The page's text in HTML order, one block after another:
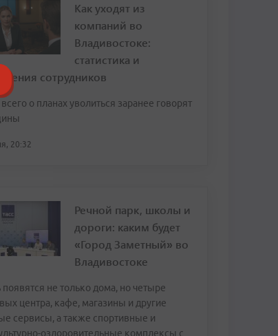
Как уходят из
компаний во
Владивостоке:
статистика и
сотрудников
о планах уволиться заранее говорят
20:32
Речной парк, школы и
дороги: каким будет
«Город Заметный» во
Владивостоке
появятся не только дома, но четыре
центра, кафе, магазины и другие
сервисы, а также спортивные и
оздоровительные комплексы с